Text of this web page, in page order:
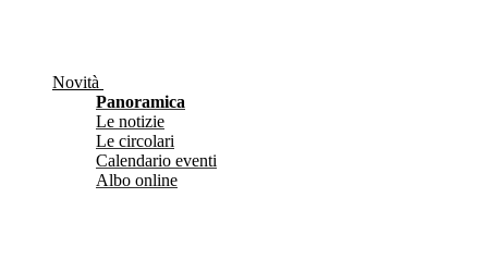
Novità
Panoramica
Le notizie
Le circolari
Calendario eventi
Albo online